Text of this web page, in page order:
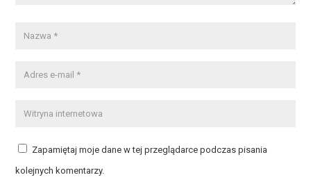
Zapamiętaj moje dane w tej przeglądarce podczas pisania
kolejnych komentarzy.